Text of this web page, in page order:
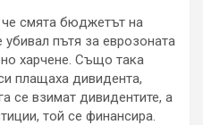
смята бюджетът на
пътя за еврозоната
харчене. Също така
плащаха дивидента,
се взимат дивидентите, а
той се финансира.